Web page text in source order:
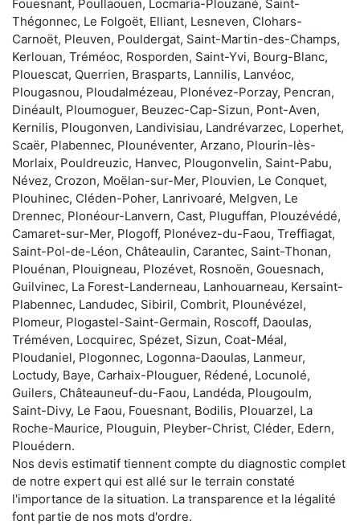
Fouesnant, Poullaouen, Locmaria-Plouzané, Saint-
Thégonnec, Le Folgoët, Elliant, Lesneven, Clohars-
Carnoët, Pleuven, Pouldergat, Saint-Martin-des-Champs,
Kerlouan, Tréméoc, Rosporden, Saint-Yvi, Bourg-Blanc,
Plouescat, Querrien, Brasparts, Lannilis, Lanvéoc,
Plougasnou, Ploudalmézeau, Plonévez-Porzay, Pencran,
Dinéault, Ploumoguer, Beuzec-Cap-Sizun, Pont-Aven,
Kernilis, Plougonven, Landivisiau, Landrévarzec, Loperhet,
Scaër, Plabennec, Plounéventer, Arzano, Plourin-lès-
Morlaix, Pouldreuzic, Hanvec, Plougonvelin, Saint-Pabu,
Névez, Crozon, Moëlan-sur-Mer, Plouvien, Le Conquet,
Plouhinec, Cléden-Poher, Lanrivoaré, Melgven, Le
Drennec, Plonéour-Lanvern, Cast, Pluguffan, Plouzévédé,
Camaret-sur-Mer, Plogoff, Plonévez-du-Faou, Treffiagat,
Saint-Pol-de-Léon, Châteaulin, Carantec, Saint-Thonan,
Plouénan, Plouigneau, Plozévet, Rosnoën, Gouesnach,
Guilvinec, La Forest-Landerneau, Lanhouarneau, Kersaint-
Plabennec, Landudec, Sibiril, Combrit, Plounévézel,
Plomeur, Plogastel-Saint-Germain, Roscoff, Daoulas,
Tréméven, Locquirec, Spézet, Sizun, Coat-Méal,
Ploudaniel, Plogonnec, Logonna-Daoulas, Lanmeur,
Loctudy, Baye, Carhaix-Plouguer, Rédené, Locunolé,
Guilers, Châteauneuf-du-Faou, Landéda, Plougoulm,
Saint-Divy, Le Faou, Fouesnant, Bodilis, Plouarzel, La
Roche-Maurice, Plouguin, Pleyber-Christ, Cléder, Edern,
Plouédern.
Nos devis estimatif tiennent compte du diagnostic complet
de notre expert qui est allé sur le terrain constaté
l'importance de la situation. La transparence et la légalité
font partie de nos mots d'ordre.